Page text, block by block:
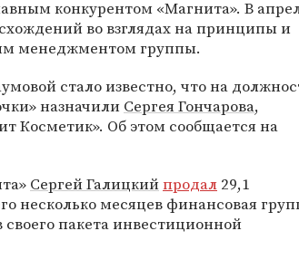
конкурентом «Магнита». В
во взглядах на принципы и
менеджментом группы.
стало известно, что на
назначили Сергея Гончарова,
Косметик». Об этом сообщается на
Сергей Галицкийпродал 29,1
несколько месяцев финансовая
пакета инвестиционной